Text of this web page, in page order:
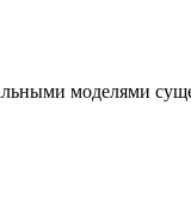
моделями